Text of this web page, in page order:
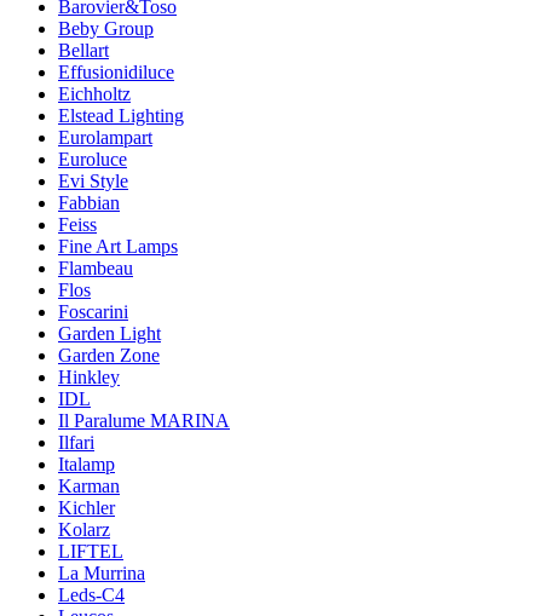
Barovier&Toso
Beby Group
Bellart
Effusionidiluce
Eichholtz
Elstead Lighting
Eurolampart
Euroluce
Evi Style
Fabbian
Feiss
Fine Art Lamps
Flambeau
Flos
Foscarini
Garden Light
Garden Zone
Hinkley
IDL
Il Paralume MARINA
Ilfari
Italamp
Karman
Kichler
Kolarz
LIFTEL
La Murrina
Leds-C4